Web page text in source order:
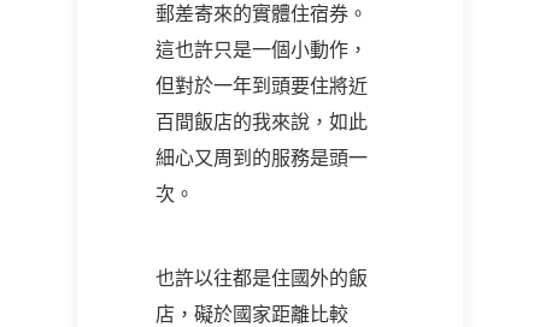
郵差寄來的實體住宿券。
這也許只是一個小動作，
但對於一年到頭要住將近
百間飯店的我來說，如此
細心又周到的服務是頭一
次。
也許以往都是住國外的飯
店，礙於國家距離比較